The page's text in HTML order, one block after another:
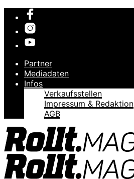
Partner
Mediadaten
Infos
Verkaufsstellen
Impressum & Redaktion
AGB